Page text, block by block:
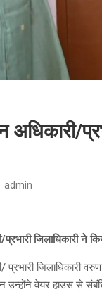
अधिकारी/
admin
प्रभारी जिलाधिकारी ने
प्रभारी जिलाधिकारी
उन्होंने वेयर हाउस से